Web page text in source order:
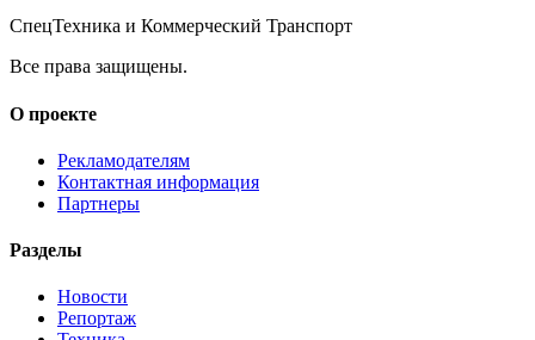
СпецТехника и Коммерческий Транспорт
Все права защищены.
О проекте
Рекламодателям
Контактная информация
Партнеры
Разделы
Новости
Репортаж